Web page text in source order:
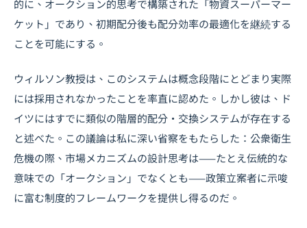
的に、オークション的思考で構築された「物資スーパーマー
ケット」であり、初期配分後も配分効率の最適化を継続する
ことを可能にする。
ウィルソン教授は、このシステムは概念段階にとどまり実際
には採用されなかったことを率直に認めた。しかし彼は、ド
イツにはすでに類似の階層的配分・交換システムが存在する
と述べた。この議論は私に深い省察をもたらした：公衆衛生
危機の際、市場メカニズムの設計思考は——たとえ伝統的な
意味での「オークション」でなくとも——政策立案者に示唆
に富む制度的フレームワークを提供し得るのだ。